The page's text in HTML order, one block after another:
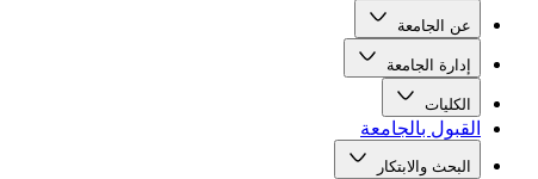
عن الجامعة
إدارة الجامعة
الكليات
القبول بالجامعة
البحث والابتكار